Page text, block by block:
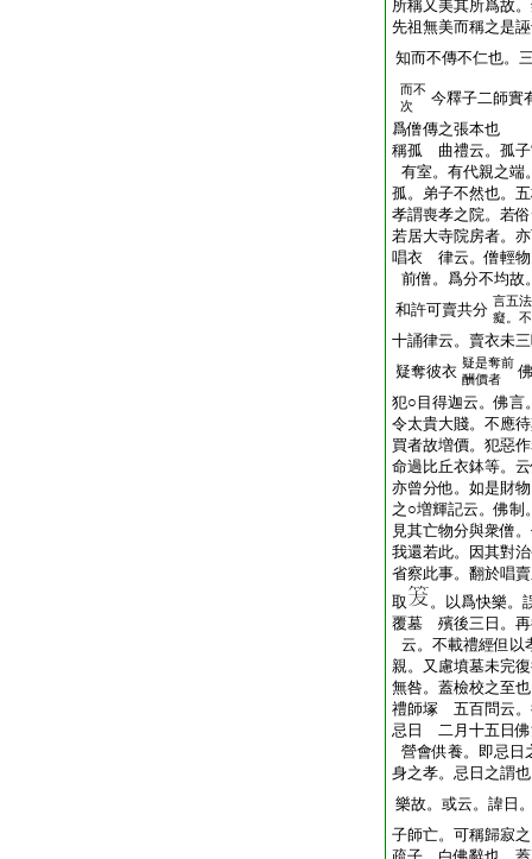
所稱又美其所爲故
先祖無美而稱之是
知而不傳不仁也。
而不
次
今釋子二師實
爲僧傳之張本也
稱孤 曲禮云。孤子
有室。有代親之端
孤。弟子不然也。
孝謂喪孝之院。若
若居大寺院房者。
唱衣 律云。僧輕物
前僧。爲分不均故
和許可賣共分 言五
癡。
十誦律云。賣衣未
疑奪彼衣 疑是奪前
酬價者
犯○目得迦云。佛言
令太貴大賤。不應
買者故増價。犯惡
命過比丘衣鉢等。
亦曾分他。如是財
之○増輝記云。佛制
見其亡物分與衆僧
我還若此。因其對
省察此事。翻於唱
取
。以爲快樂。
覆墓 殯後三日。再
云。不載禮經但以
親。又慮墳墓未完
無咎。蓋檢校之至也
禮師塚 五百問云。
忌日 二月十五日佛
營會供養。即忌日
身之孝。忌日之謂
樂故。或云。諱日
子師亡。可稱歸寂